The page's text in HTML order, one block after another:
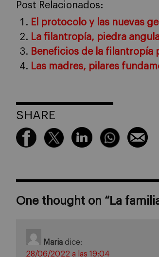
Post Relacionados:
El protocolo y las nuevas
La filantropía, piedra
Beneficios de la filantropía
Las madres, pilares
SHARE
One thought on “ La
Maria dice:
28/06/2022 a las 19:04